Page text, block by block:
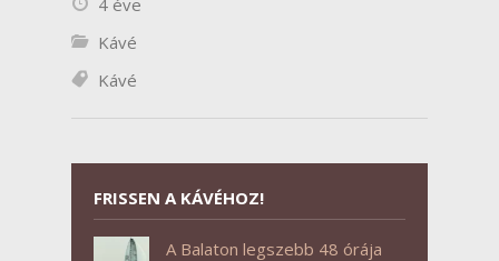
4 éve
Kávé
Kávé
FRISSEN A KÁVÉHOZ!
A Balaton legszebb 48 órája